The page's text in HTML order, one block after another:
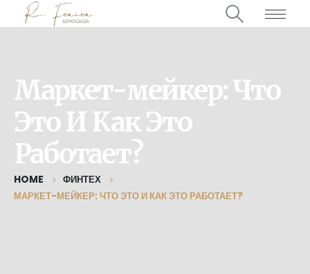
Маркет-мейкер: Что
Это И Как Это
Работает?
HOME
ФИНТЕХ
МАРКЕТ-МЕЙКЕР: ЧТО ЭТО И КАК ЭТО РАБОТАЕТ?